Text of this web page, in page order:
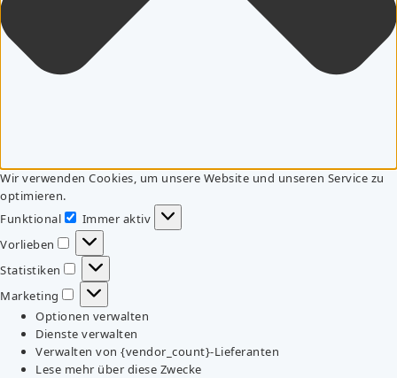
Wir verwenden Cookies, um unsere Website und unseren Service zu
optimieren.
Funktional
Funktional
Immer aktiv
Vorlieben
Vorlieben
Statistiken
Statistiken
Marketing
Marketing
Optionen verwalten
Dienste verwalten
Verwalten von {vendor_count}-Lieferanten
Lese mehr über diese Zwecke